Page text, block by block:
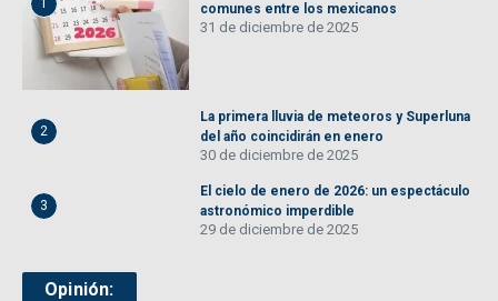
1
comunes entre los mexicanos
31 de diciembre de 2025
2
La primera lluvia de meteoros y Superluna
del año coincidirán en enero
30 de diciembre de 2025
3
El cielo de enero de 2026: un espectáculo
astronómico imperdible
29 de diciembre de 2025
Opinión: